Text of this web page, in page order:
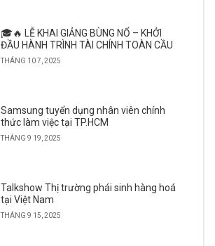
🎓🔥 LỄ KHAI GIẢNG BÙNG NỔ – KHỞI
ĐẦU HÀNH TRÌNH TÀI CHÍNH TOÀN CẦU
THÁNG 10 7, 2025
Samsung tuyển dụng nhân viên chính
thức làm việc tại TP.HCM
THÁNG 9 19, 2025
Talkshow Thị trường phái sinh hàng hoá
tại Việt Nam
THÁNG 9 15, 2025